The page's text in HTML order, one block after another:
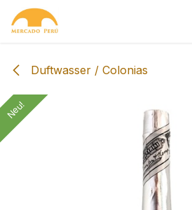
Zum Inhalt springen
Duftwasser / Colonias
Neu!